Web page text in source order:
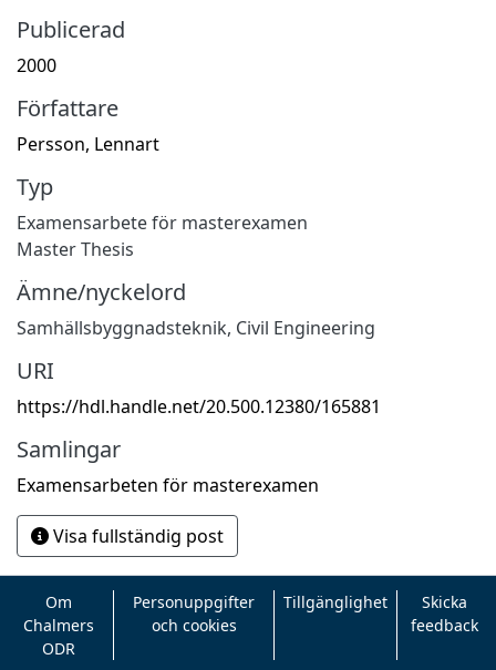
Publicerad
2000
Författare
Persson, Lennart
Typ
Examensarbete för masterexamen
Master Thesis
Ämne/nyckelord
Samhällsbyggnadsteknik, Civil Engineering
URI
https://hdl.handle.net/20.500.12380/165881
Samlingar
Examensarbeten för masterexamen
Visa fullständig post
Om
Chalmers
ODR
Personuppgifter
och cookies
Tillgänglighet
Skicka
feedback